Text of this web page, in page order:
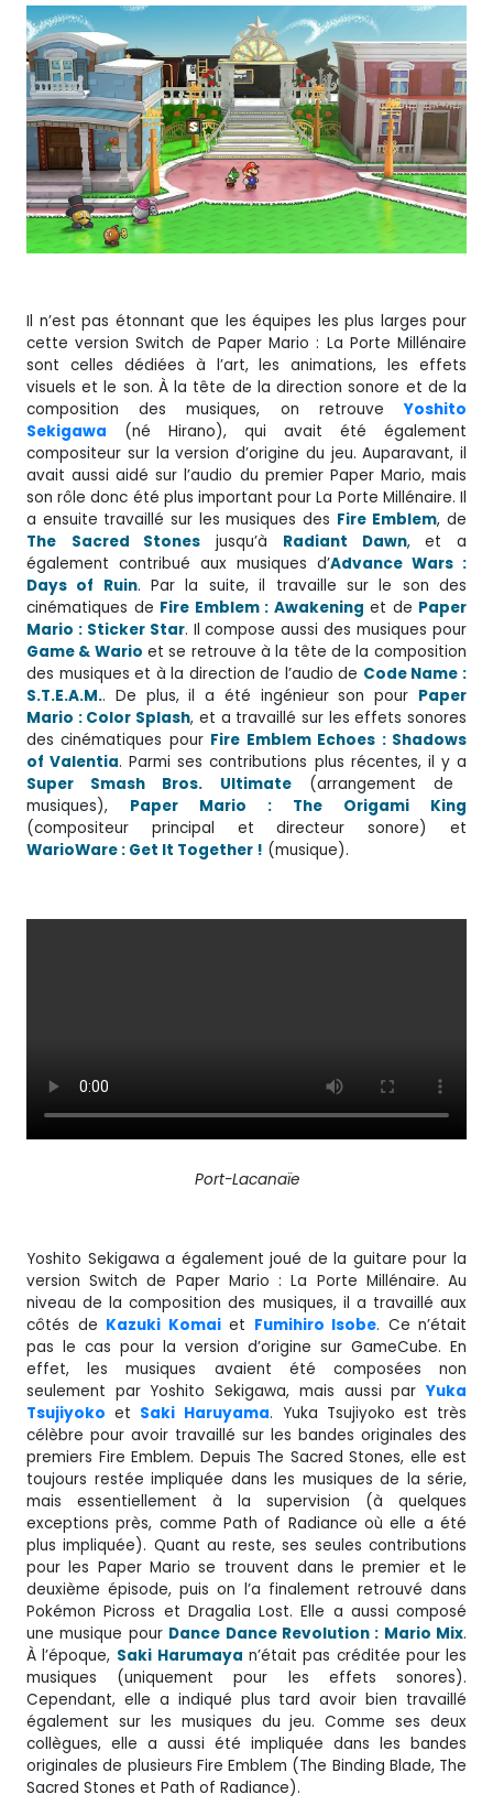
Il n’est pas étonnant que les équipes les plus larges pour
cette version Switch de Paper Mario : La Porte Millénaire
sont celles dédiées à l’art, les animations, les effets
visuels et le son. À la tête de la direction sonore et de la
composition des musiques, on retrouve Yoshito
Sekigawa (né Hirano), qui avait été également
compositeur sur la version d’origine du jeu. Auparavant, il
avait aussi aidé sur l’audio du premier Paper Mario, mais
son rôle donc été plus important pour La Porte Millénaire. Il
a ensuite travaillé sur les musiques des Fire Emblem, de
The
Sacred Stones jusqu’à Radiant Dawn, et a
également contribué aux musiques d’Advance Wars :
Days of Ruin. Par la suite, il travaille sur le son des
cinématiques de Fire Emblem : Awakening et de Paper
Mario : Sticker Star. Il compose aussi des musiques pour
Game & Wario et se retrouve à la tête de la composition
des musiques et à la direction de l’audio de Code Name :
S.T.E.A.M.. De plus, il a été ingénieur son pour Paper
Mario : Color Splash, et a travaillé sur les effets sonores
des cinématiques pour Fire Emblem Echoes : Shadows
of Valentia. Parmi ses contributions plus récentes, il y a
Super Smash Bros. Ultimate(arrangement de
musiques), Paper Mario : The Origami King
(compositeur principal et directeur sonore) et
WarioWare : Get It Together ! (musique).
Port-Lacanaïe
Yoshito Sekigawa a également joué de la guitare pour la
version Switch de Paper Mario : La Porte Millénaire. Au
niveau de la composition des musiques, il a travaillé aux
côtés de Kazuki Komaiet Fumihiro Isobe. Ce n’était
pas le cas pour la version d’origine sur GameCube. En
effet, les musiques avaient été composées non
seulement par Yoshito Sekigawa, mais aussi par Yuka
Tsujiyoko et Saki Haruyama. Yuka Tsujiyoko est très
célèbre pour avoir travaillé sur les bandes originales des
premiers Fire Emblem. Depuis The Sacred Stones, elle est
toujours restée impliquée dans les musiques de la série,
mais essentiellement à la supervision (à quelques
exceptions près, comme Path of Radiance où elle a été
plus impliquée). Quant au reste, ses seules contributions
pour les Paper Mario se trouvent dans le premier et le
deuxième épisode, puis on l’a finalement retrouvé dans
Pokémon Picross et Dragalia Lost. Elle a aussi composé
une musique pour Dance Dance Revolution : Mario Mix.
À l’époque, Saki Harumaya n’était pas créditée pour les
musiques (uniquement pour les effets sonores).
Cependant, elle a indiqué plus tard avoir bien travaillé
également sur les musiques du jeu. Comme ses deux
collègues, elle a aussi été impliquée dans les bandes
originales de plusieurs Fire Emblem (The Binding Blade, The
Sacred Stones et Path of Radiance).